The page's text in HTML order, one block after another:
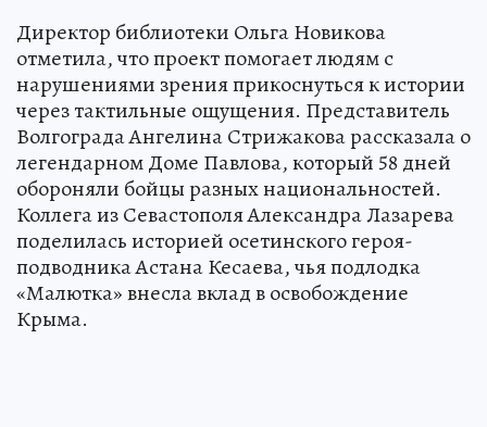
Директор библиотеки Ольга Новикова
отметила, что проект помогает людям с
нарушениями зрения прикоснуться к истории
через тактильные ощущения. Представитель
Волгограда Ангелина Стрижакова рассказала о
легендарном Доме Павлова, который 58 дней
обороняли бойцы разных национальностей.
Коллега из Севастополя Александра Лазарева
поделилась историей осетинского героя-
подводника Астана Кесаева, чья подлодка
«Малютка» внесла вклад в освобождение
Крыма.